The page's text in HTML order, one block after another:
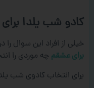
کادو شب یلدا
خیلی از افراد این سوال را
برای عشقم چه موردی را
برای انتخاب کادوی شب